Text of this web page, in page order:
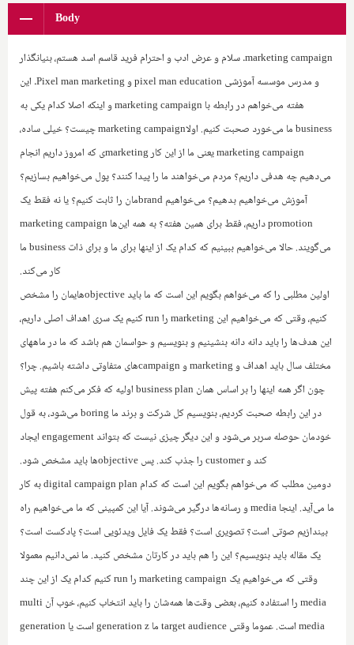
Body
marketing campaign. سلام و عرض ادب و احترام فرید قاسم اسد هستم، بنیانگذار
و مدرس موسسه آموزشی pixel man educationو ‌Pixel man marketing. این
هفته می‌خواهم در رابطه با marketing campaignو اینکه اصلا کدام یکی به
businessما می‌خورد صحبت کنیم. اولا‌marketing campaignچیست؟ خیلی ساده‌،
marketing campaignیعنی ما از این کارmarketingی که امروز داریم انجام
می‌دهیم چه هدفی داریم؟ مردم می‌خواهند ما را پیدا کنند؟ پول می‌خواهیم بسازیم؟
آموزش می‌خواهیم بدهیم؟ می‌خواهیمbrandمان را ثابت کنیم؟ یا نه فقط یک
promotionداریم، فقط برای همین هفته؟ به همه این‌ها marketing campaign
می‌گویند. حالا می‌خواهیم ببینیم که‌ کدام یک‌ از اینها برای ما و برای ذاتbusinessما
کار می‌کند.
‌اولین مطلبی را که می‌خواهم بگویم این است که ما بایدobjectiveهایمان را مشخص
کنیم، وقتی که می‌خواهیم اینmarketing‌ راrunکنیم یک سری اهداف ‌اصلی داریم،
این هدف‌ها را باید دانه دانه بنشینیم و بنویسیم و حواسمان هم باشد که ما در ماههای
مختلف سال باید اهداف وmarketingوcampaignهای متفاوتی داشته باشیم. چرا؟
چون اگر همه اینها را بر اساس همان business planاولیه که فکر می‌کنم هفته پیش
در این رابطه صحبت کردیم، بنویسیم کل شرکت و برند ماboringمی‌شود، به قول
خودمان حوصله سربر می‌شود و این دیگر چیزی نیست که بتواندengagementایجاد
کند وcustomerرا جذب کند. پسobjectiveها باید مشخص شود.
‌دومین مطلب که می‌خواهم بگویم این است که کدام digital campaign planبه کار
ما می‌آید. اینجاmediaو رسانه‌ها درگیر می‌شوند. آیا این کمپینی که ما می‌خواهیم راه
بیندازیم صوتی است؟ تصویری است؟ فقط یک فایل ویدئویی است؟ پادکست است؟
یک مقاله باید بنویسیم؟ این را هم باید در کارتان مشخص کنید. ما نمی‌دانیم معمولا
وقتی که می‌خواهیم یک marketing campaignراrunکنیم کدام یک از این چند
mediaرا استفاده کنیم، بعضی وقت‌ها همه‌شان را باید انتخاب کنیم، خوب آنmulti
mediaاست. عموما وقتیtarget audienceماgeneration zاست یا generation